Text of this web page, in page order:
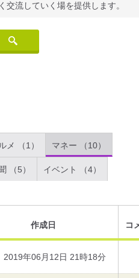
流していく場を提供します。
メ （1） マネー （10）
（5） イベント （4）
作成日 コ
2019年06月12日 21時18分